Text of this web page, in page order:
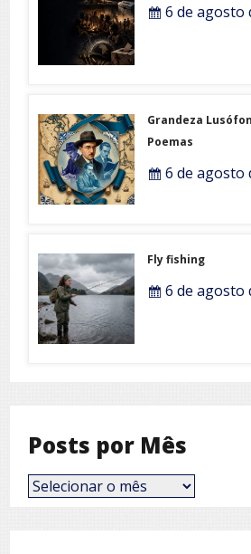
6 de agosto
Grandeza
Poemas
6 de agosto
Fly fishing
6 de agosto
Posts por Mês
Posts
por